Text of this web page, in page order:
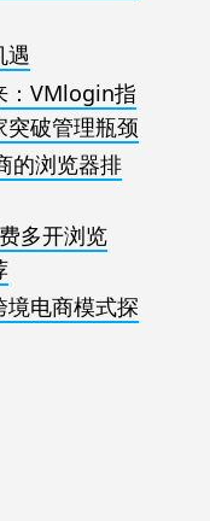
遇
：VMlogin指
破管理瓶颈
的浏览器排
多开浏览
境电商模式探